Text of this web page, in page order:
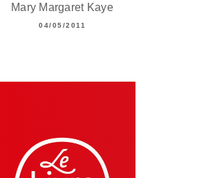
Mary Margaret Kaye
04/05/2011